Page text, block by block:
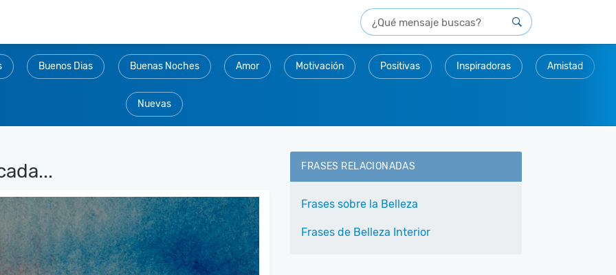
Buenos Dias Buenas Noches Amor Motivación Positivas Inspiradoras Amistad
Nuevas
FRASES RELACIONADAS
Frases sobre la Belleza
Frases de Belleza Interior